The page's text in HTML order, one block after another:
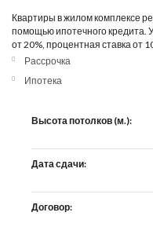
Квартиры в жилом комплексе
помощью ипотечного кредита.
от 20%, процентная ставка от
Рассрочка
Ипотека
Высота потолков (м.):
Дата сдачи:
Договор: